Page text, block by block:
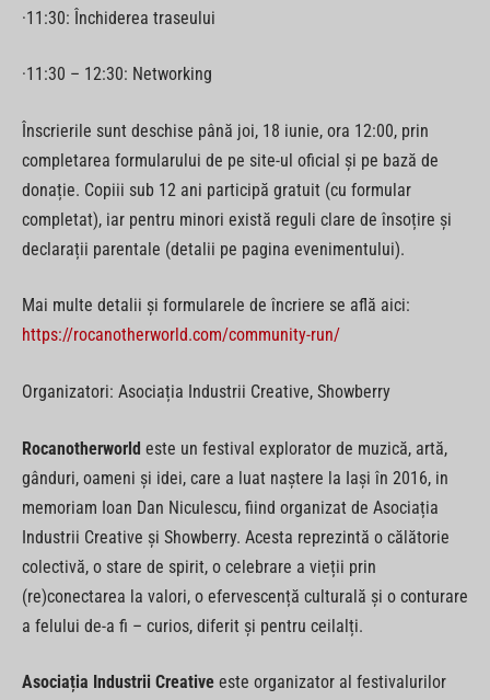
·11:30: Închiderea traseului
·11:30 – 12:30: Networking
Înscrierile sunt deschise până joi, 18 iunie, ora 12:00, prin
completarea formularului de pe site-ul oficial și pe bază de
donație. Copiii sub 12 ani participă gratuit (cu formular
completat), iar pentru minori există reguli clare de însoțire și
declarații parentale (detalii pe pagina evenimentului).
Mai multe detalii și formularele de încriere se află aici:
https://rocanotherworld.com/community-run/
Organizatori: Asociația Industrii Creative, Showberry
Rocanotherworld este un festival explorator de muzică, artă,
gânduri, oameni și idei, care a luat naștere la Iași în 2016, in
memoriam Ioan Dan Niculescu, fiind organizat de Asociația
Industrii Creative și Showberry. Acesta reprezintă o călătorie
colectivă, o stare de spirit, o celebrare a vieții prin
(re)conectarea la valori, o efervescență culturală și o conturare
a felului de-a fi – curios, diferit și pentru ceilalți.
Asociația Industrii Creative este organizator al festivalurilor